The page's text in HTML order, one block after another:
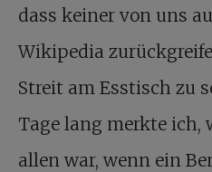
dass keiner von uns
Wikipedia
Streit am Esstisch zu
Tage lang merkte ich,
allen war, wenn ein